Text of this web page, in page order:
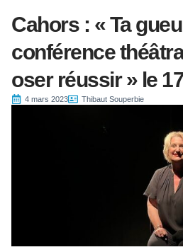
Cahors : « Ta
conférence
oser réussir » le
4 mars 2023 Thibaut Souperbie